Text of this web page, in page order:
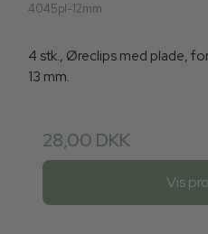
4045pl-12mm
4 stk., Øreclips med plade,
13 mm.
28,00 DKK
Vis